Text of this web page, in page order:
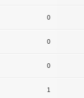
0
0
0
1